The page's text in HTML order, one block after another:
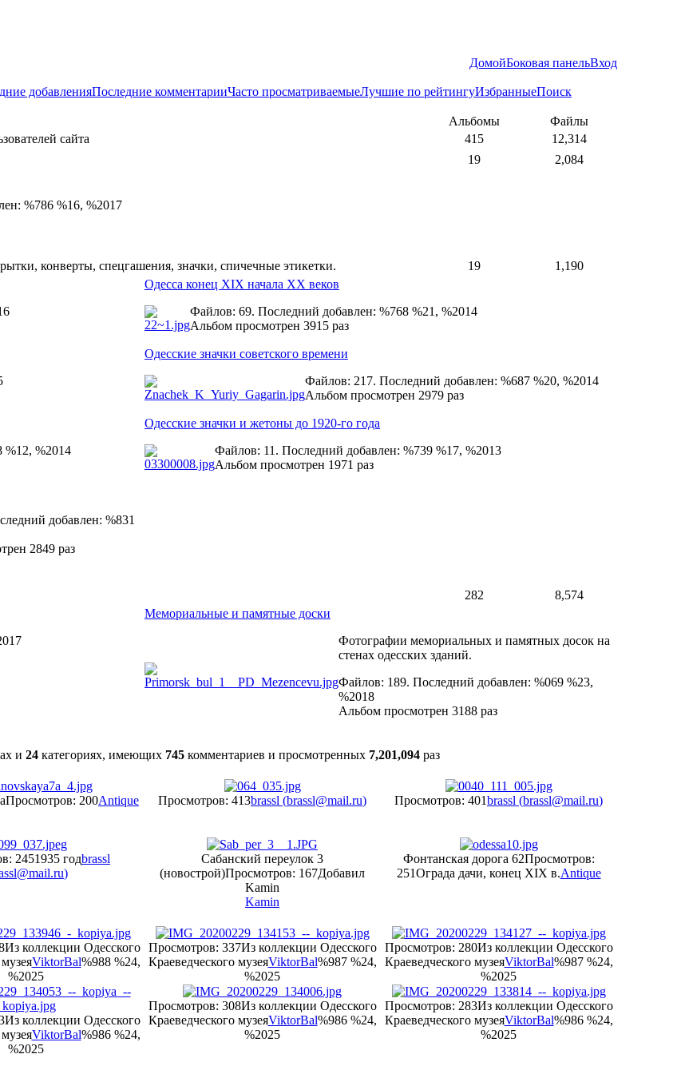
ДомойБоковая панельВход
добавленияПоследние комментарииЧасто просматриваемыеЛучшие по рейтингуИзбранныеПоиск
Альбомы
Файлы
сайта 415
12,314
19
2,084
%786 %16, %2017
конверты, спецгашения, значки, спичечные этикетки. 19
1,190
Одесса конец XIX начала ХХ веков
Файлов: 69. Последний добавлен: %768 %21, %2014
Альбом просмотрен 3915 раз
Одесские значки советского времени
Файлов: 217. Последний добавлен: %687 %20, %2014
Альбом просмотрен 2979 раз
%12, %2014
Одесские значки и жетоны до 1920-го года
Файлов: 11. Последний добавлен: %739 %17, %2013
Альбом просмотрен 1971 раз
добавлен: %831
2849 раз
282
8,574
Мемориальные и памятные доски
Фотографии мемориальных и памятных досок на
стенах одесских зданий.
Файлов: 189. Последний добавлен: %069 %23,
%2018
Альбом просмотрен 3188 раз
и 24 категориях, имеющих 745 комментариев и просмотренных 7,201,094 раз
Просмотров: 200Antique Просмотров: 413brassl (brassl@mail.ru) Просмотров: 401brassl (brassl@mail.ru)
2451935 годbrassl
)
Сабанский переулок 3
(новострой)Просмотров: 167Добавил
Kamin
Kamin
Фонтанская дорога 62Просмотров:
251Ограда дачи, конец XIX в.Antique
Из коллекции Одесского
ViktorBal%988 %24,
%2025
Просмотров: 337Из коллекции Одесского
Краеведческого музеяViktorBal%987 %24,
%2025
Просмотров: 280Из коллекции Одесского
Краеведческого музеяViktorBal%987 %24,
%2025
Из коллекции Одесского
ViktorBal%986 %24,
%2025
Просмотров: 308Из коллекции Одесского
Краеведческого музеяViktorBal%986 %24,
%2025
Просмотров: 283Из коллекции Одесского
Краеведческого музеяViktorBal%986 %24,
%2025